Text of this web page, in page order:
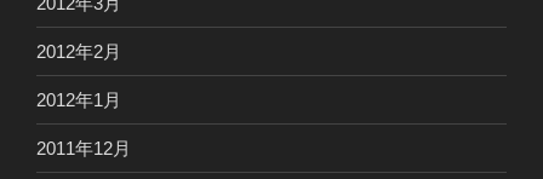
2012年2月
2012年1月
2011年12月